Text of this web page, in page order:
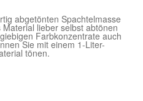
abgetönten Spachtelmasse
lieber selbst abtönen
Farbkonzentrate auch
Sie mit einem 1-Liter-
tönen.